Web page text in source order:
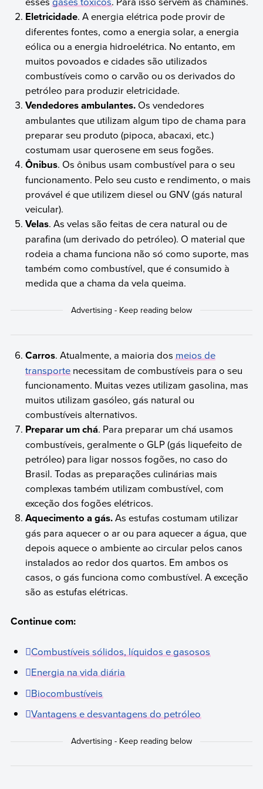
Eletricidade. A energia elétrica pode provir de
diferentes fontes, como a energia solar, a energia
eólica ou a energia hidroelétrica. No entanto, em
muitos povoados e cidades são utilizados
combustíveis como o carvão ou os derivados do
petróleo para produzir eletricidade.
Vendedores ambulantes. Os vendedores
ambulantes que utilizam algum tipo de chama para
preparar seu produto (pipoca, abacaxi, etc.)
costumam usar querosene em seus fogões.
Ônibus. Os ônibus usam combustível para o seu
funcionamento. Pelo seu custo e rendimento, o mais
provável é que utilizem diesel ou GNV (gás natural
veicular).
Velas. As velas são feitas de cera natural ou de
parafina (um derivado do petróleo). O material que
rodeia a chama funciona não só como suporte, mas
também como combustível, que é consumido à
medida que a chama da vela queima.
Carros. Atualmente, a maioria dosmeios de
transportenecessitam de combustíveis para o seu
funcionamento. Muitas vezes utilizam gasolina, mas
muitos utilizam gasóleo, gás natural ou
combustíveis alternativos.
Preparar um chá. Para preparar um chá usamos
combustíveis, geralmente o GLP (gás liquefeito de
petróleo) para ligar nossos fogões, no caso do
Brasil. Todas as preparações culinárias mais
complexas também utilizam combustível, com
exceção dos fogões elétricos.
Aquecimento a gás.As estufas costumam utilizar
gás para aquecer o ar ou para aquecer a água, que
depois aquece o ambiente ao circular pelos canos
instalados ao redor dos quartos. Em ambos os
casos, o gás funciona como combustível. A exceção
são as estufas elétricas.
Continue com:
Combustíveis sólidos, líquidos e gasosos
Energia na vida diária
Biocombustíveis
Vantagens e desvantagens do petróleo